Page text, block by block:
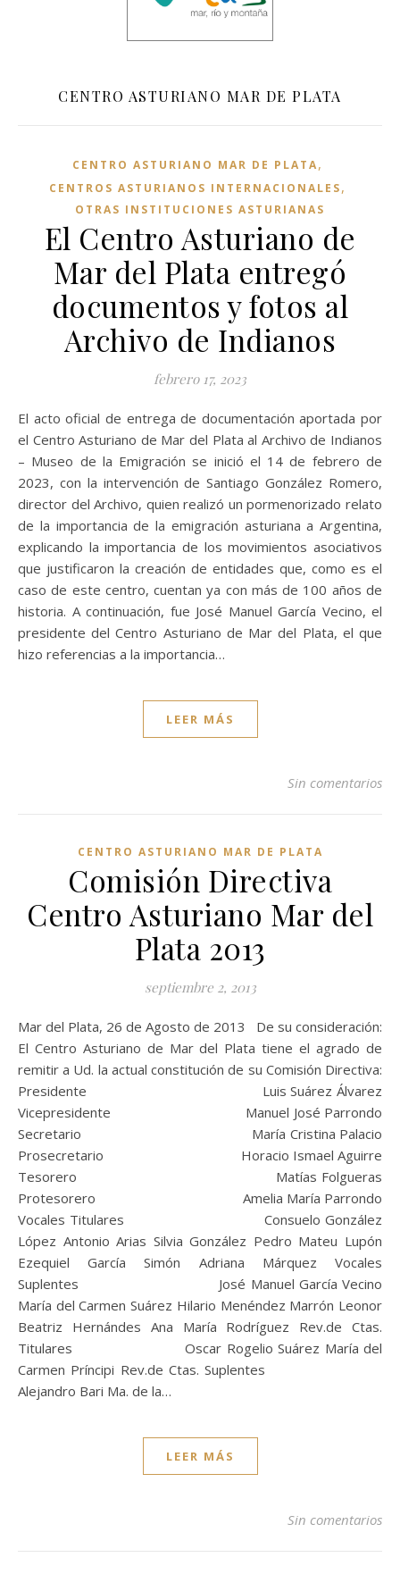
CENTRO ASTURIANO MAR DE PLATA
CENTRO ASTURIANO MAR DE PLATA,
CENTROS ASTURIANOS INTERNACIONALES,
OTRAS INSTITUCIONES ASTURIANAS
El Centro Asturiano de
Mar del Plata entregó
documentos y fotos al
Archivo de Indianos
febrero 17, 2023
El acto oficial de entrega de documentación aportada por
el Centro Asturiano de Mar del Plata al Archivo de Indianos
– Museo de la Emigración se inició el 14 de febrero de
2023, con la intervención de Santiago González Romero,
director del Archivo, quien realizó un pormenorizado relato
de la importancia de la emigración asturiana a Argentina,
explicando la importancia de los movimientos asociativos
que justificaron la creación de entidades que, como es el
caso de este centro, cuentan ya con más de 100 años de
historia. A continuación, fue José Manuel García Vecino, el
presidente del Centro Asturiano de Mar del Plata, el que
hizo referencias a la importancia…
LEER MÁS
Sin comentarios
CENTRO ASTURIANO MAR DE PLATA
Comisión Directiva
Centro Asturiano Mar del
Plata 2013
septiembre 2, 2013
Mar del Plata, 26 de Agosto de 2013 De su consideración:
El Centro Asturiano de Mar del Plata tiene el agrado de
remitir a Ud. la actual constitución de su Comisión Directiva:
Presidente Luis Suárez Álvarez
Vicepresidente Manuel José Parrondo
Secretario María Cristina Palacio
Prosecretario Horacio Ismael Aguirre
Tesorero Matías Folgueras
Protesorero Amelia María Parrondo
Vocales Titulares Consuelo González
López Antonio Arias Silvia González Pedro Mateu Lupón
Ezequiel García Simón Adriana Márquez Vocales
Suplentes José Manuel García Vecino
María del Carmen Suárez Hilario Menéndez Marrón Leonor
Beatriz Hernándes Ana María Rodríguez Rev.de Ctas.
Titulares Oscar Rogelio Suárez María del
Carmen Príncipi Rev.de Ctas. Suplentes
Alejandro Bari Ma. de la…
LEER MÁS
Sin comentarios